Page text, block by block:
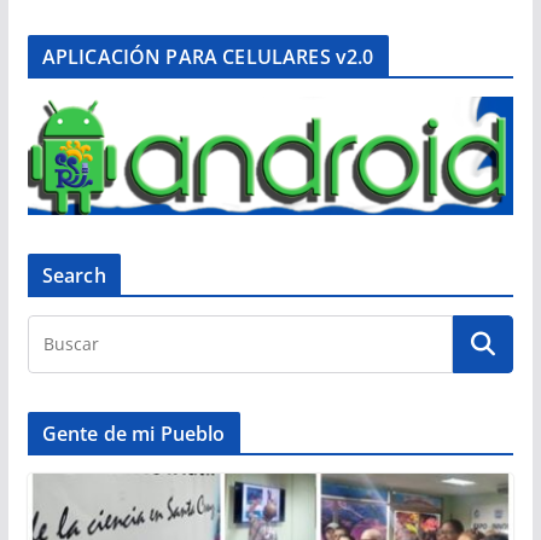
APLICACIÓN PARA CELULARES v2.0
Search
Gente de mi Pueblo